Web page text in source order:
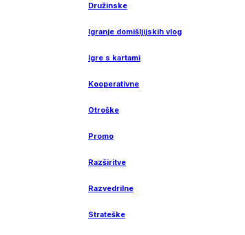
Družinske
Igranje domišljijskih vlog
Igre s kartami
Kooperativne
Otroške
Promo
Razširitve
Razvedrilne
Strateške